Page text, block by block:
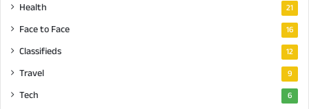
Health 21
Face to Face 16
Classifieds 12
Travel 9
Tech 6